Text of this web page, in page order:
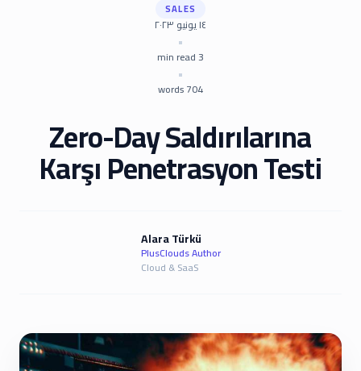
SALES
١٤ يونيو ٢٠٢٣
•
3
•
704
Zero-Day Saldırılarına
Karşı Penetrasyon Testi
Alara Türkü
PlusClouds Author
Cloud & SaaS